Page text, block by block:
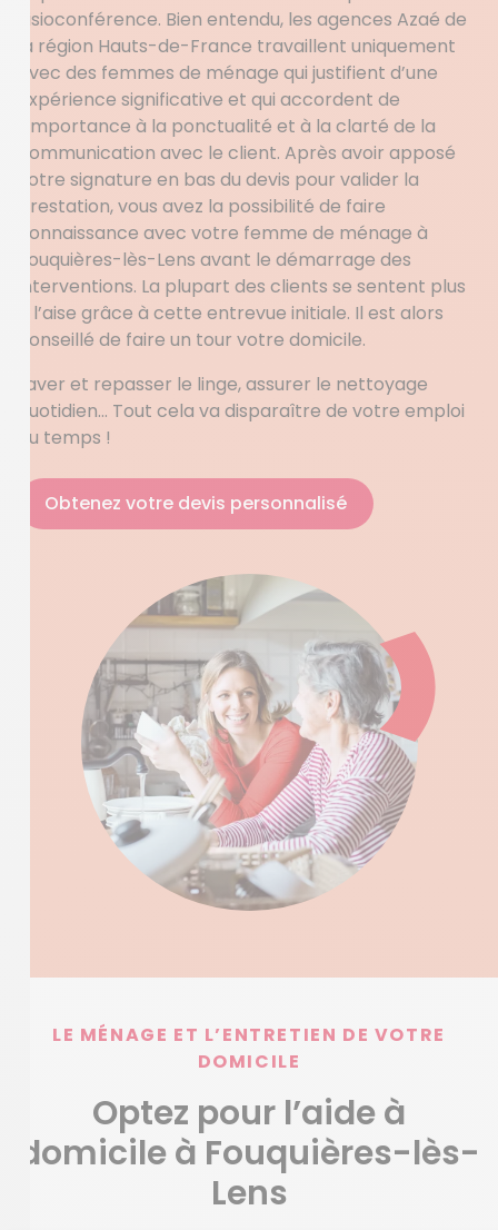
visioconférence. Bien entendu, les agences Azaé de
la région Hauts-de-France travaillent uniquement
avec des femmes de ménage qui justifient d’une
expérience significative et qui accordent de
l’importance à la ponctualité et à la clarté de la
communication avec le client. Après avoir apposé
votre signature en bas du devis pour valider la
prestation, vous avez la possibilité de faire
connaissance avec votre femme de ménage à
Fouquières-lès-Lens avant le démarrage des
interventions. La plupart des clients se sentent plus
à l’aise grâce à cette entrevue initiale. Il est alors
conseillé de faire un tour votre domicile.
Laver et repasser le linge, assurer le nettoyage
quotidien… Tout cela va disparaître de votre emploi
du temps !
Obtenez votre devis personnalisé
LE MÉNAGE ET L’ENTRETIEN DE VOTRE
DOMICILE
Optez pour l’aide à
domicile à Fouquières-lès-
Lens